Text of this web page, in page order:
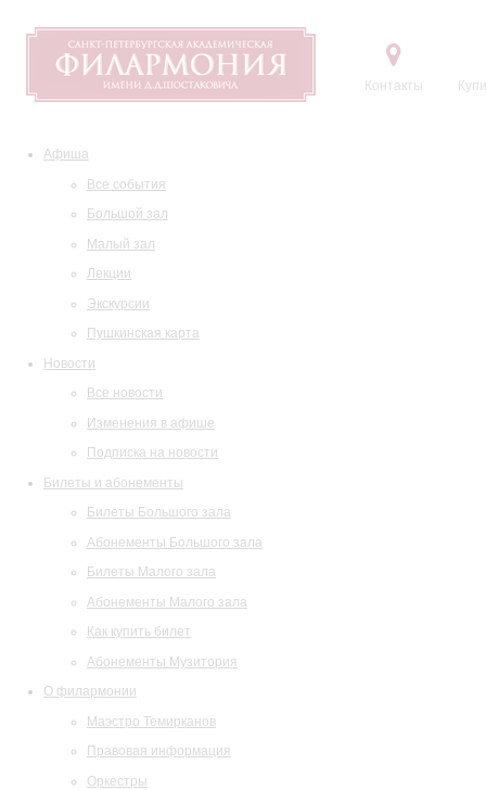
Контакты
Афиша
Все события
Большой зал
Малый зал
Лекции
Экскурсии
Пушкинская карта
Новости
Все новости
Изменения в афише
Подписка на новости
Билеты и абонементы
Билеты Большого зала
Абонементы Большого зала
Билеты Малого зала
Абонементы Малого зала
Как купить билет
Абонементы Музитория
О филармонии
Маэстро Темирканов
Правовая информация
Оркестры